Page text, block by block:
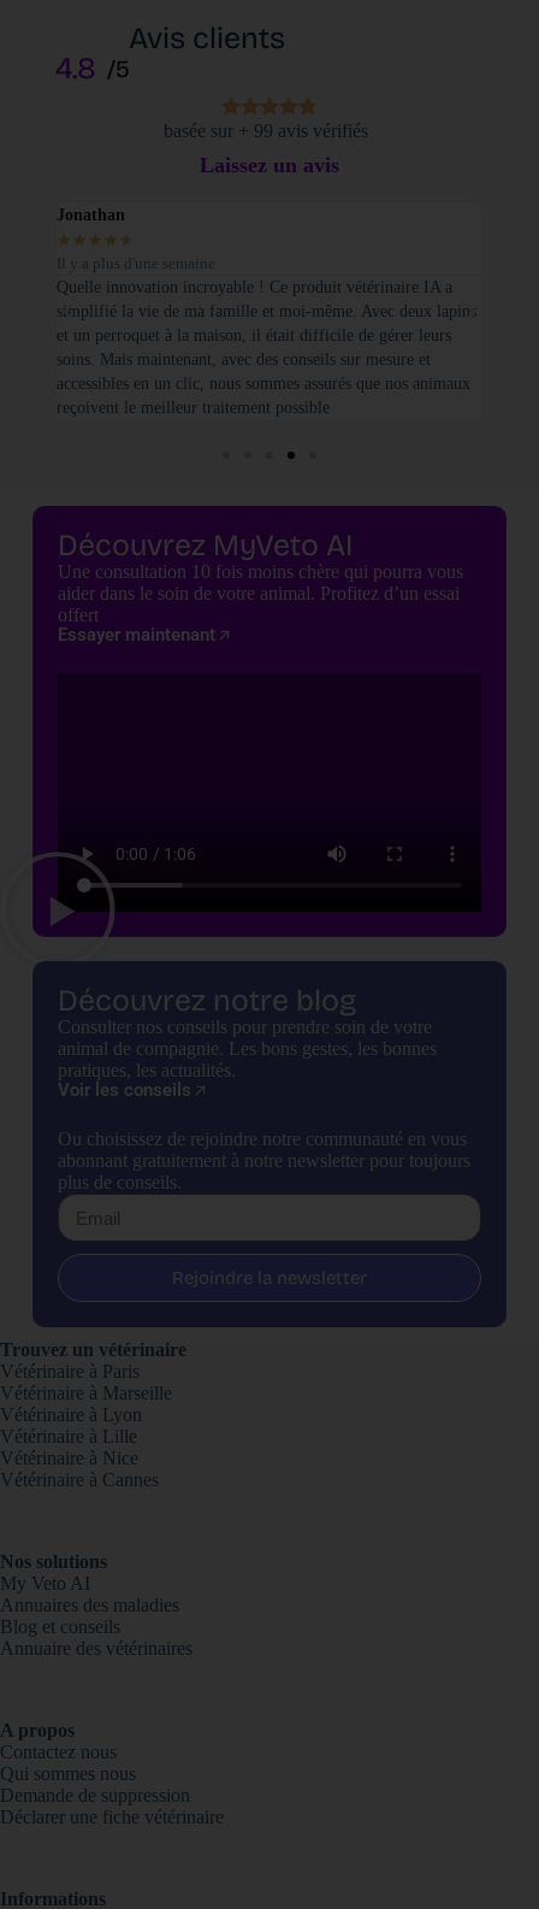
Avis clients
4.8 /5
basée sur + 99 avis vérifiés
Laissez un avis
Jonathan
★ ★ ★ ★ ★
Il y a plus d'une semaine
Quelle innovation incroyable ! Ce produit vétérinaire IA a
simplifié la vie de ma famille et moi-même. Avec deux lapins
et un perroquet à la maison, il était difficile de gérer leurs
soins. Mais maintenant, avec des conseils sur mesure et
accessibles en un clic, nous sommes assurés que nos animaux
reçoivent le meilleur traitement possible
Découvrez MyVeto AI
Une consultation 10 fois moins chère qui pourra vous
aider dans le soin de votre animal. Profitez d’un essai
offert
Essayer maintenant
Découvrez notre blog
Consulter nos conseils pour prendre soin de votre
animal de compagnie. Les bons gestes, les bonnes
pratiques, les actualités.
Voir les conseils
Ou choisissez de rejoindre notre communauté en vous
abonnant gratuitement à notre newsletter pour toujours
plus de conseils.
Rejoindre la newsletter
Trouvez un vétérinaire
Vétérinaire à Paris
Vétérinaire à Marseille
Vétérinaire à Lyon
Vétérinaire à Lille
Vétérinaire à Nice
Vétérinaire à Cannes
Nos solutions
My Veto AI
Annuaires des maladies
Blog et conseils
Annuaire des vétérinaires
A propos
Contactez nous
Qui sommes nous
Demande de suppression
Déclarer une fiche vétérinaire
Informations